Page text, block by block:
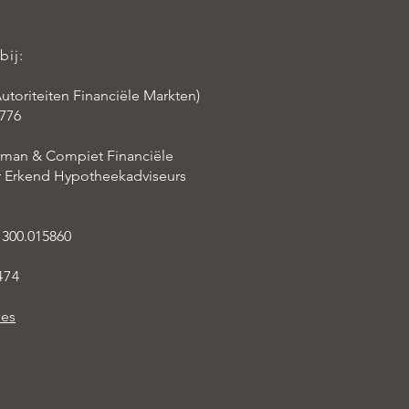
Financiële Markten)
& Compiet Financiële
Hypotheekadviseurs